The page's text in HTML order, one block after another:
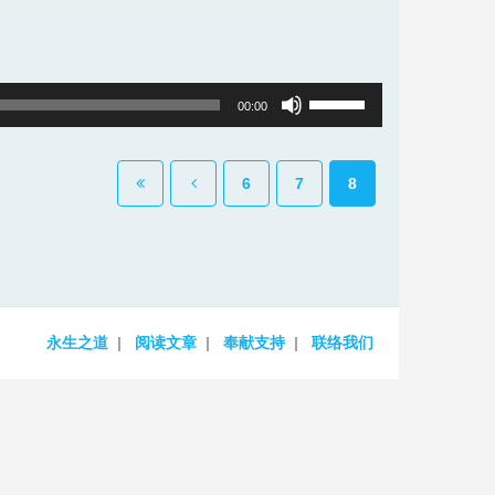
to
increase
volume.
00:00
Use
Up/Down
Arrow
decrease
volume.
6 7 8
永生之道 阅读文章 奉献支持 联络我们